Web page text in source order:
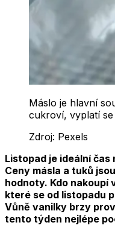
Máslo je hlavní
cukroví, vyplatí
Zdroj: Pexels
Listopad je ideální čas
Ceny másla a tuků
hodnoty. Kdo nakoupí
které se od listopadu
Vůně vanilky brzy
tento týden nejlépe